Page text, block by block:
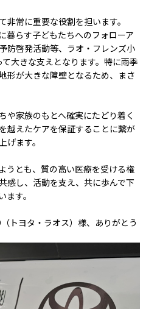
非常に重要な役割を担います。
暮らす子どもたちへのフォローア
防啓発活動等、ラオ・フレンズ小
大きな支えとなります。特に雨季
形が大きな障壁となるため、まさ
や家族のもとへ確実にたどり着く
越えたケアを保証することに繋が
ます。
うとも、質の高い医療を受ける権
感し、活動を支え、共に歩んで下
す。
（トヨタ・ラオス）様、ありがとう